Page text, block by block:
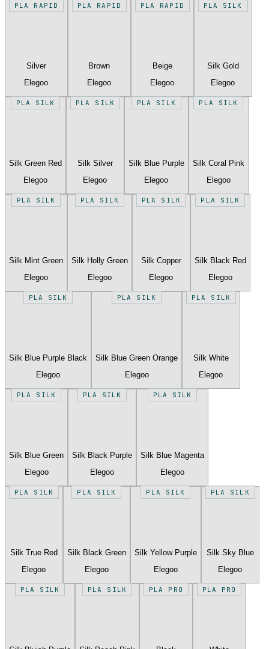
PLA RAPID
Silver
Elegoo
PLA RAPID
Brown
Elegoo
PLA RAPID
Beige
Elegoo
PLA SILK
Silk Gold
Elegoo
PLA SILK
Silk Green Red
Elegoo
PLA SILK
Silk Silver
Elegoo
PLA SILK
Silk Blue Purple
Elegoo
PLA SILK
Silk Coral Pink
Elegoo
PLA SILK
Silk Mint Green
Elegoo
PLA SILK
Silk Holly Green
Elegoo
PLA SILK
Silk Copper
Elegoo
PLA SILK
Silk Black Red
Elegoo
PLA SILK
Silk Blue Purple Black
Elegoo
PLA SILK
Silk Blue Green Orange
Elegoo
PLA SILK
Silk White
Elegoo
PLA SILK
Silk Blue Green
Elegoo
PLA SILK
Silk Black Purple
Elegoo
PLA SILK
Silk Blue Magenta
Elegoo
PLA SILK
Silk True Red
Elegoo
PLA SILK
Silk Black Green
Elegoo
PLA SILK
Silk Yellow Purple
Elegoo
PLA SILK
Silk Sky Blue
Elegoo
PLA SILK PLA SILK PLA PRO PLA PRO